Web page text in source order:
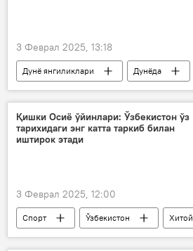
3 Феврал 2025, 13:18
Дунё янгиликлари
Дунёда
АҚШ
Украина
Россия
музокаралар
Дональд Трамп
Қишки Осиё ўйинлари: Ўзбекистон ўз
тарихидаги энг катта таркиб билан
иштирок этади
3 Феврал 2025, 12:00
Спорт Ўзбекистон
Хитой
Осиё ўйинлари